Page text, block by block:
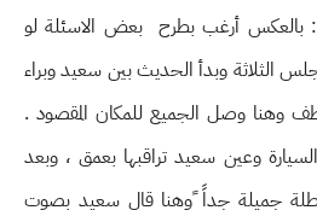
بالعكس أرغب بطرح بعض الاسئلة لو
الثلاثة وبدأ الحديث بين سعيد وبراء
وهنا وصل الجميع للمكان المقصود .
وعين سعيد تراقبها بعمق ، وبعد
جميلة جداً ًوهنا قال سعيد بصوت